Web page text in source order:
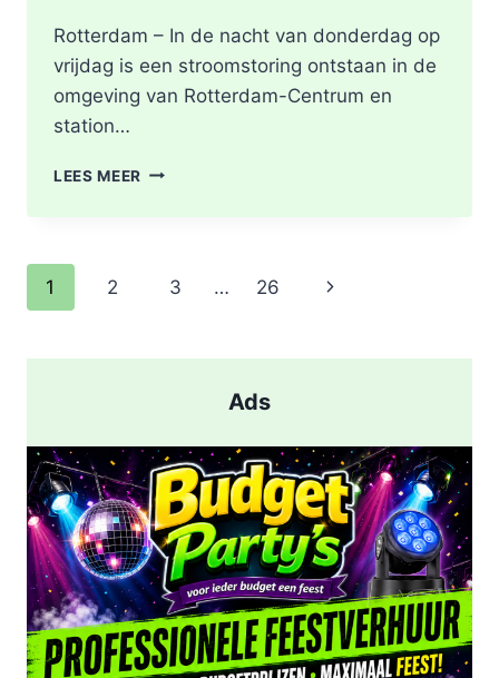
Rotterdam – In de nacht van donderdag op
vrijdag is een stroomstoring ontstaan in de
omgeving van Rotterdam-Centrum en
station…
LEES MEER STROOMSTORING
Paginanavigatie
1 2 3 … 26
Volgende
Ads